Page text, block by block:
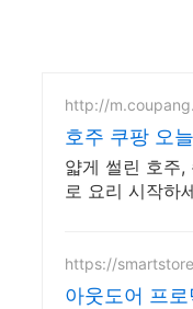
http://
호주 쿠팡 오
내일 도착
얇게 썰린 호주,
로 요리 시작하
https://
아웃도어 프로